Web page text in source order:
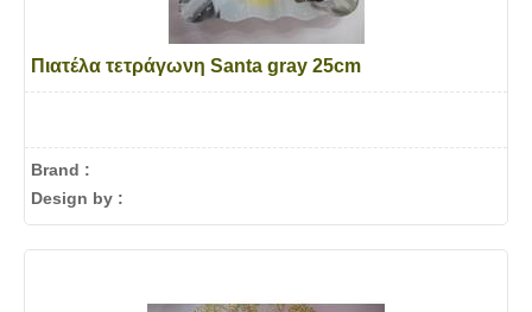
Πιατέλα τετράγωνη Santa gray 25cm
Brand :
Design by :